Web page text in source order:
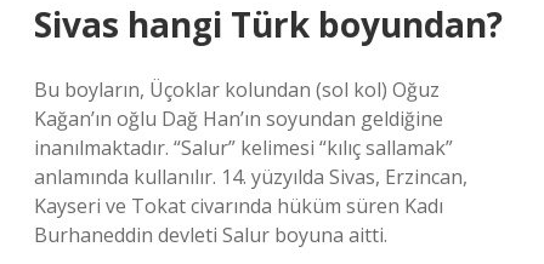
Sivas hangi Türk boyundan?
Bu boyların, Üçoklar kolundan (sol kol) Oğuz
Kağan’ın oğlu Dağ Han’ın soyundan geldiğine
inanılmaktadır. “Salur” kelimesi “kılıç sallamak”
anlamında kullanılır. 14. yüzyılda Sivas, Erzincan,
Kayseri ve Tokat civarında hüküm süren Kadı
Burhaneddin devleti Salur boyuna aitti.